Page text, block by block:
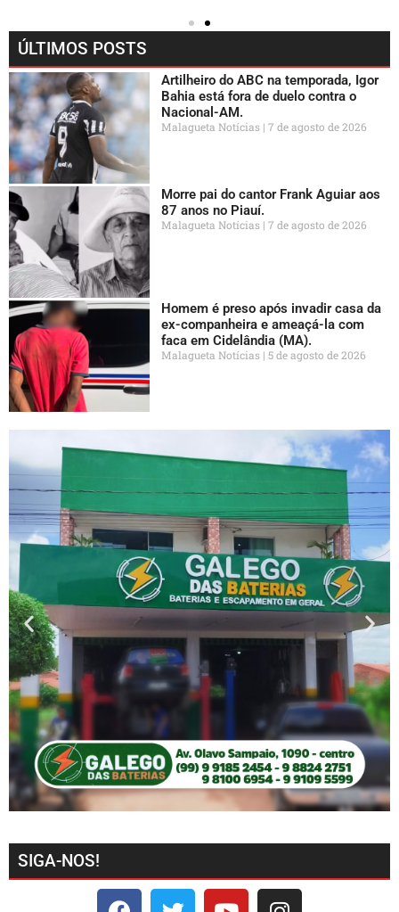
ÚLTIMOS POSTS
Artilheiro do ABC na temporada, Igor
Bahia está fora de duelo contra o
Nacional-AM.
Malagueta Notícias 7 de agosto de 2026
Morre pai do cantor Frank Aguiar aos
87 anos no Piauí.
Malagueta Notícias 7 de agosto de 2026
Homem é preso após invadir casa da
ex-companheira e ameaçá-la com
faca em Cidelândia (MA).
Malagueta Notícias 5 de agosto de 2026
SIGA-NOS!